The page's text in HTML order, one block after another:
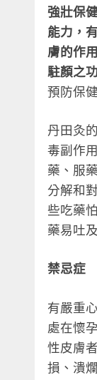
強壯保
能力，
膚的作
駐顏之
預防保
丹田灸
毒副作
藥、服
分解和
些吃藥
藥易吐
禁忌症
有嚴重
處在懷
性皮膚
損、潰